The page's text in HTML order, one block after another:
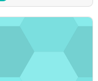
et de sa famille